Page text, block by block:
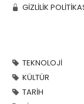
GİZLİLİK
TEKNOLOJİ
KÜLTÜR
TARİH